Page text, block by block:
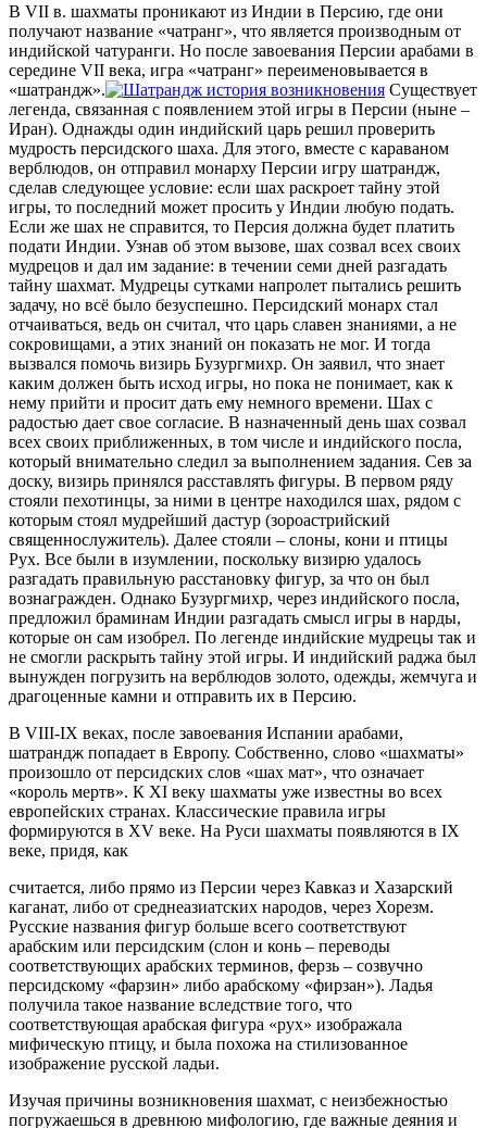
В VII в. шахматы проникают из Индии в Персию, где они
получают название «чатранг», что является производным от
индийской чатуранги. Но после завоевания Персии арабами в
середине VII века, игра «чатранг» переименовывается в
«шатрандж».
Существует
легенда, связанная с появлением этой игры в Персии (ныне –
Иран). Однажды один индийский царь решил проверить
мудрость персидского шаха. Для этого, вместе с караваном
верблюдов, он отправил монарху Персии игру шатрандж,
сделав следующее условие: если шах раскроет тайну этой
игры, то последний может просить у Индии любую подать.
Если же шах не справится, то Персия должна будет платить
подати Индии. Узнав об этом вызове, шах созвал всех своих
мудрецов и дал им задание: в течении семи дней разгадать
тайну шахмат. Мудрецы сутками напролет пытались решить
задачу, но всё было безуспешно. Персидский монарх стал
отчаиваться, ведь он считал, что царь славен знаниями, а не
сокровищами, а этих знаний он показать не мог. И тогда
вызвался помочь визирь Бузургмихр. Он заявил, что знает
каким должен быть исход игры, но пока не понимает, как к
нему прийти и просит дать ему немного времени. Шах с
радостью дает свое согласие. В назначенный день шах созвал
всех своих приближенных, в том числе и индийского посла,
который внимательно следил за выполнением задания. Сев за
доску, визирь принялся расставлять фигуры. В первом ряду
стояли пехотинцы, за ними в центре находился шах, рядом с
которым стоял мудрейший дастур (зороастрийский
священнослужитель). Далее стояли – слоны, кони и птицы
Рух. Все были в изумлении, поскольку визирю удалось
разгадать правильную расстановку фигур, за что он был
вознагражден. Однако Бузургмихр, через индийского посла,
предложил браминам Индии разгадать смысл игры в нарды,
которые он сам изобрел. По легенде индийские мудрецы так и
не смогли раскрыть тайну этой игры. И индийский раджа был
вынужден погрузить на верблюдов золото, одежды, жемчуга и
драгоценные камни и отправить их в Персию.
В VIII-IX веках, после завоевания Испании арабами,
шатрандж попадает в Европу. Собственно, слово «шахматы»
произошло от персидских слов «шах мат», что означает
«король мертв». К XI веку шахматы уже известны во всех
европейских странах. Классические правила игры
формируются в XV веке. На Руси шахматы появляются в IX
веке, придя, как
считается, либо прямо из Персии через Кавказ и Хазарский
каганат, либо от среднеазиатских народов, через Хорезм.
Русские названия фигур больше всего соответствуют
арабским или персидским (слон и конь – переводы
соответствующих арабских терминов, ферзь – созвучно
персидскому «фарзин» либо арабскому «фирзан»). Ладья
получила такое название вследствие того, что
соответствующая арабская фигура «рух» изображала
мифическую птицу, и была похожа на стилизованное
изображение русской ладьи.
Изучая причины возникновения шахмат, с неизбежностью
погружаешься в древнюю мифологию, где важные деяния и